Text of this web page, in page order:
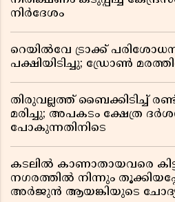
നിർദേശം
റെയിൽവേ ട്രാക്ക്
പക്ഷിയിടിച്ചു; ഡ്രോൺ
തിരുവല്ലത്ത് ബൈക്കിടിച്ച്
മരിച്ചു; അപകടം ക്ഷേത്ര
പോകുന്നതിനിടെ
കടലിൽ കാണാതായവരെ
നഗരത്തിൽ നിന്നും
അർജുൻ ആയങ്കിയുടെ